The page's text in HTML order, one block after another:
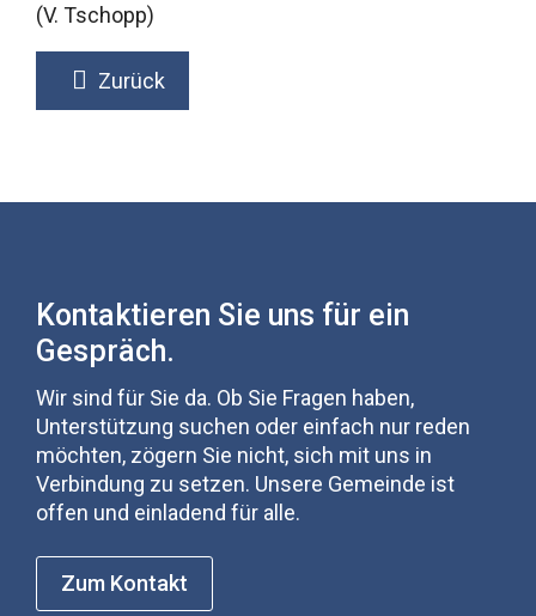
(V. Tschopp)
Zurück
Kontaktieren Sie uns für ein
Gespräch.
Wir sind für Sie da. Ob Sie Fragen haben,
Unterstützung suchen oder einfach nur reden
möchten, zögern Sie nicht, sich mit uns in
Verbindung zu setzen. Unsere Gemeinde ist
offen und einladend für alle.
Zum Kontakt